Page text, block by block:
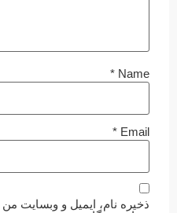
Name
*
Email
*
ذخیره نام، ایمیل و وبسایت